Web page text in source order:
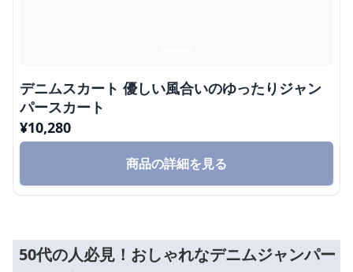
デニムスカート 優しい風合いのゆったりジャン
パースカート
¥10,280
商品の詳細を見る
50代の人必見！おしゃれなデニムジャンパー